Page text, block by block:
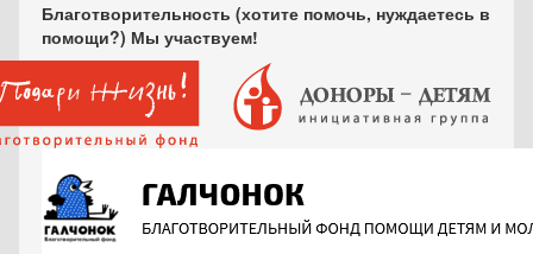
Благотворительность (хотите помочь, нуждаетесь в
помощи?) Мы участвуем!